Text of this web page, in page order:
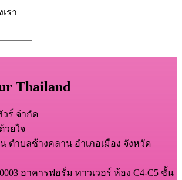
รา
Thailand
ร์ จำกัด
วยใจ
ตำบลช้างคลาน อำเภอเมือง จังหวัด
อาคารฟอรั่ม ทาวเวอร์ ห้อง C4-C5 ชั้น